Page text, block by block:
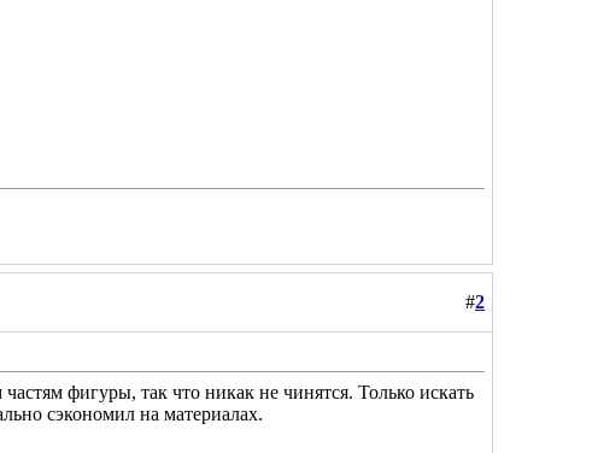
#2
фигуры, так что никак не чинятся. Только искать
сэкономил на материалах.